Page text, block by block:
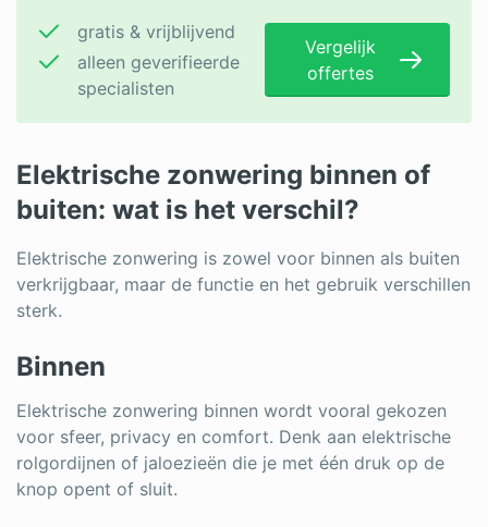
gratis & vrijblijvend
alleen geverifieerde
specialisten
Vergelijk
offertes
Elektrische zonwering binnen of
buiten: wat is het verschil?
Elektrische zonwering is zowel voor binnen als buiten
verkrijgbaar, maar de functie en het gebruik verschillen
sterk.
Binnen
Elektrische zonwering binnen wordt vooral gekozen
voor sfeer, privacy en comfort. Denk aan elektrische
rolgordijnen of jaloezieën die je met één druk op de
knop opent of sluit.